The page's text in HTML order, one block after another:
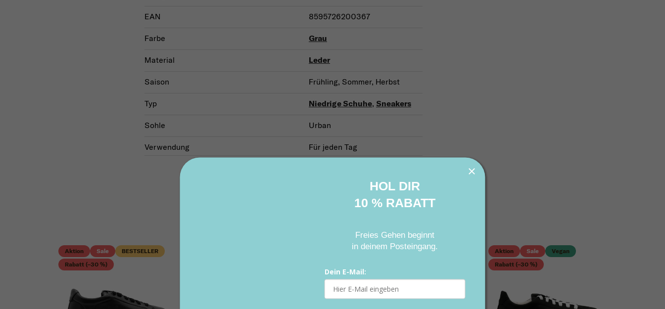
EAN 8595726200367
Farbe Grau
Material Leder
Saison Frühling, Sommer, Herbst
Typ Niedrige Schuhe, Sneakers
Sohle Urban
Verwendung Für jeden Tag
Ähnliche Produkte
Aktion Sale
BESTSELLER
Rabatt (–30 %)
Aktion Sale Rabatt (–30 %) Aktion Sale
Vegan
Rabatt (–30 %)
HOL DIR
10 % RABATT
Freies Gehen beginnt
in deinem Posteingang.
Dein E-Mail: